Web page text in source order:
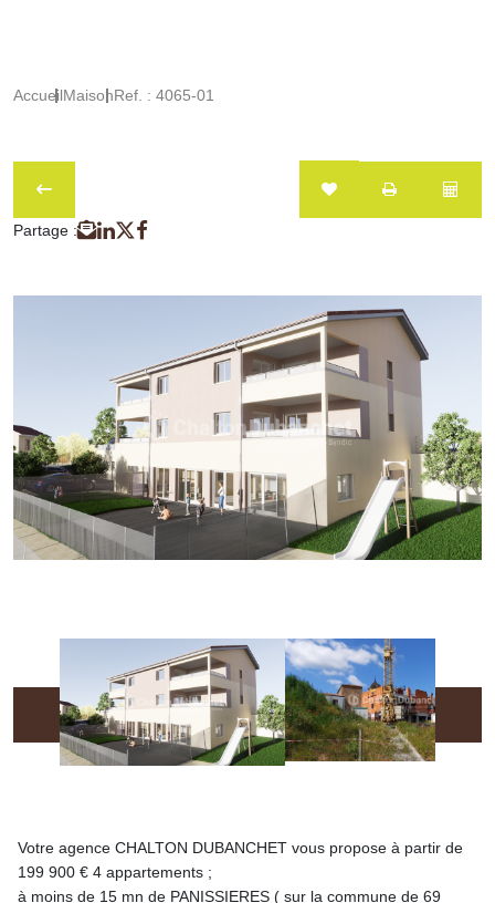
AccueilMaisonRef. : 4065-01
Partage :
Votre agence CHALTON DUBANCHET vous propose à partir de
199 900 € 4 appartements ;
à moins de 15 mn de PANISSIERES ( sur la commune de 69